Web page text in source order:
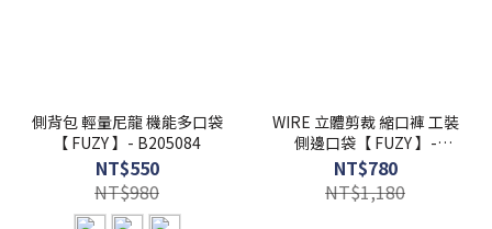
側背包 輕量尼龍 機能多口袋
【 FUZY 】- B205084
NT$550
NT$980
WIRE 立體剪裁 縮口褲 工裝
側邊口袋【 FUZY 】-
P202475
NT$780
NT$1,180